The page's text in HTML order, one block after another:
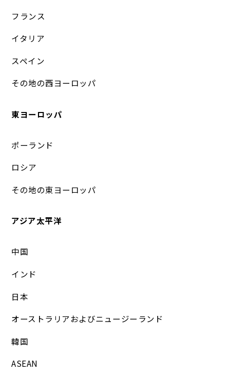
フランス
イタリア
スペイン
その地の西ヨーロッパ
東ヨーロッパ
ポーランド
ロシア
その地の東ヨーロッパ
アジア太平洋
中国
インド
日本
オーストラリアおよびニュージーランド
韓国
ASEAN